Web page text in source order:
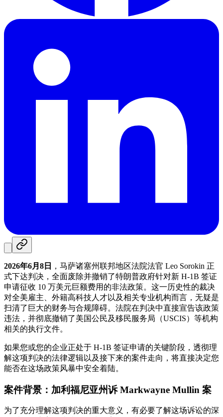
2026年6月8日
，马萨诸塞州联邦地区法院法官 Leo Sorokin 正
式下达判决，全面废除并撤销了特朗普政府针对新 H-1B 签证
申请征收 10 万美元巨额费用的非法政策。这一历史性的裁决
对全美雇主、外籍高科技人才以及相关专业机构而言，无疑是
扫清了巨大的财务与合规障碍。法院在判决中直接宣告该政策
违法，并彻底撤销了美国公民及移民服务局（USCIS）等机构
相关的执行文件。
如果您或您的企业正处于 H-1B 签证申请的关键阶段，透彻理
解这项判决的法律逻辑以及接下来的案件走向，将直接决定您
能否在这场政策风暴中安全着陆。
案件背景：加利福尼亚州诉 Markwayne Mullin 案
为了充分理解这项判决的重大意义，有必要了解这场诉讼的深